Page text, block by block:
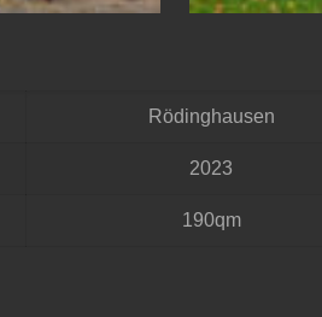
Rödinghausen
2023
190qm